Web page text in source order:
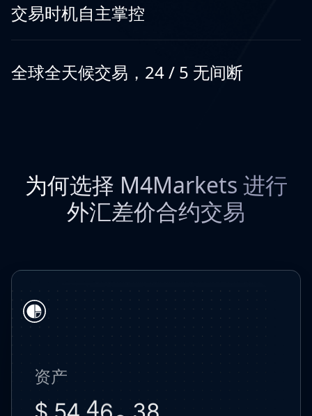
交易时机自主掌控
全球全天候交易，24 / 5 无间断
为何选择 M4Markets 进行
外汇差价合约交易
资产
.38